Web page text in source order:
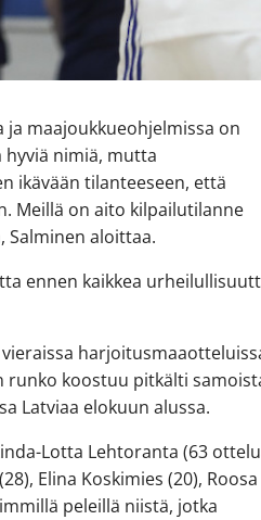
ja maajoukkueohjelmissa on
nimiä, mutta
ikävään tilanteeseen, että
Meillä on aito kilpailutilanne
Salminen aloittaa.
ennen kaikkea
runko koostuu pitkälti
Latviaa elokuun alussa.
Lotta Lehtoranta (63
Elina Koskimies (20), Roosa
peleillä niistä, jotka